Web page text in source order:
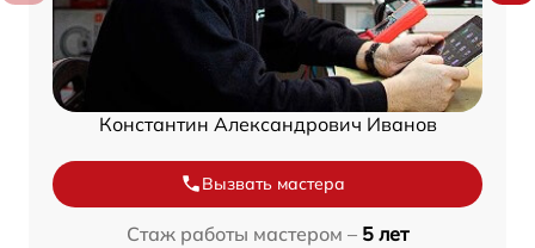
Константин Александрович Иванов
Вызвать мастера
Стаж работы мастером – 5 лет